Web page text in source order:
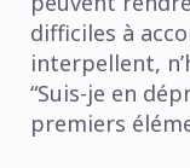
difficiles à
interpellent,
“Suis-je en
premiers